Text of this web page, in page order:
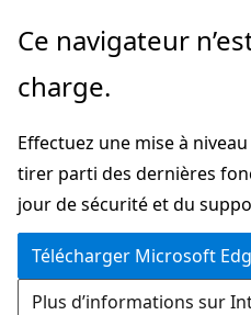
Passer
directement
au
principal
Ce navigateur
charge.
Effectuez une mise à
tirer parti des dernières
jour de sécurité et du
Télécharger Microsoft
Plus d’informations sur